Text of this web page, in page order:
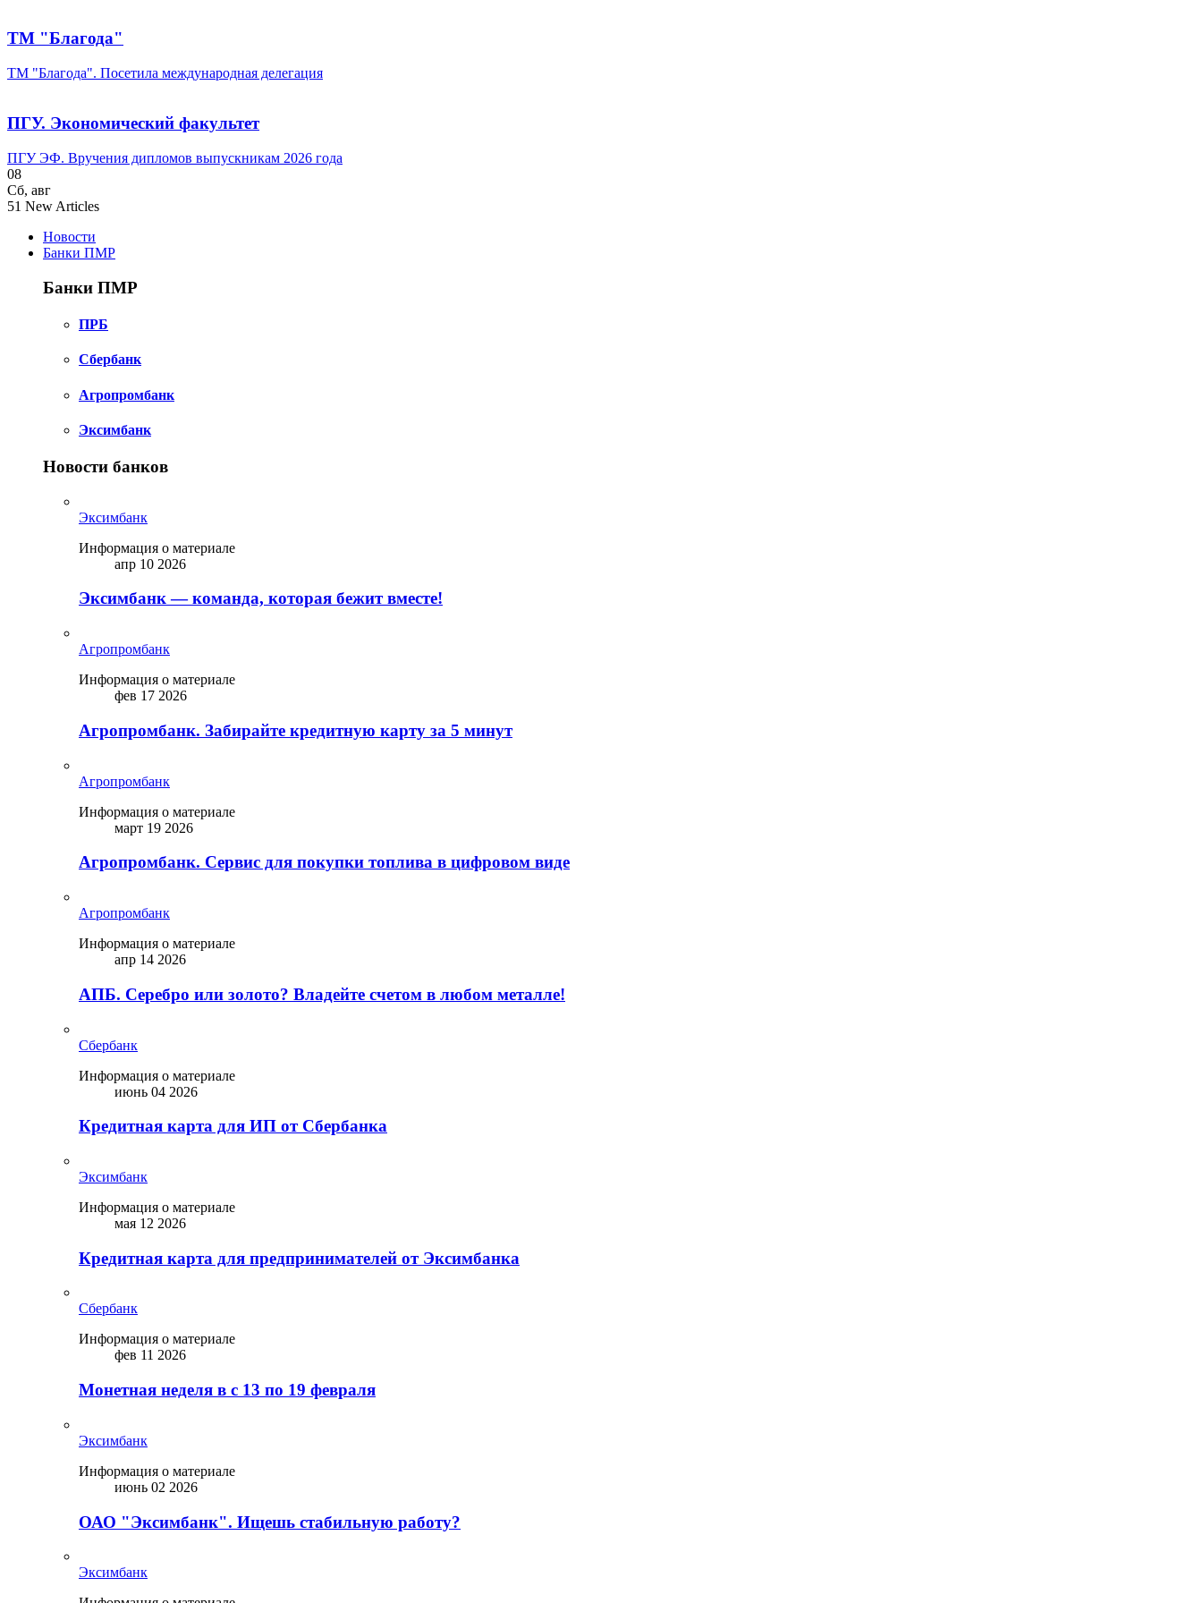
ТМ "Благода"
ТМ "Благода". Посетила международная делегация
ПГУ. Экономический факультет
ПГУ ЭФ. Вручения дипломов выпускникам 2026 года
08
Сб, авг
51 New Articles
Новости
Банки ПМР
Банки ПМР
ПРБ
Сбербанк
Агропромбанк
Эксимбанк
Новости банков
Эксимбанк
Информация о материале
апр 10 2026
Эксимбанк — команда, которая бежит вместе!
Агропромбанк
Информация о материале
фев 17 2026
Агропромбанк. Забирайте кредитную карту за 5 минут
Агропромбанк
Информация о материале
март 19 2026
Агропромбанк. Сервис для покупки топлива в цифровом виде
Агропромбанк
Информация о материале
апр 14 2026
АПБ. Серебро или золото? Владейте счетом в любом металле!
Сбербанк
Информация о материале
июнь 04 2026
Кредитная карта для ИП от Сбербанка
Эксимбанк
Информация о материале
мая 12 2026
Кредитная карта для предпринимателей от Эксимбанка
Сбербанк
Информация о материале
фев 11 2026
Монетная неделя в с 13 по 19 февраля
Эксимбанк
Информация о материале
июнь 02 2026
ОАО "Эксимбанк". Ищешь стабильную работу?
Эксимбанк